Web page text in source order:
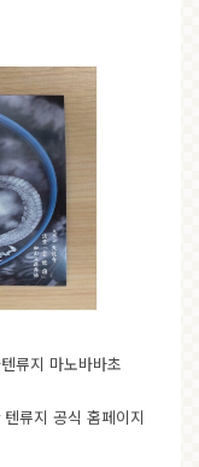
류지 마노바바초
류지 공식 홈페이지